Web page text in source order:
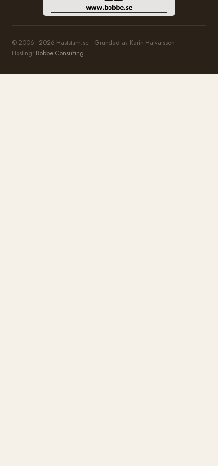
© 2006–2026 Häststam.se · Grundad av Karin Halvarsson
Hosting: Bobbe Consulting